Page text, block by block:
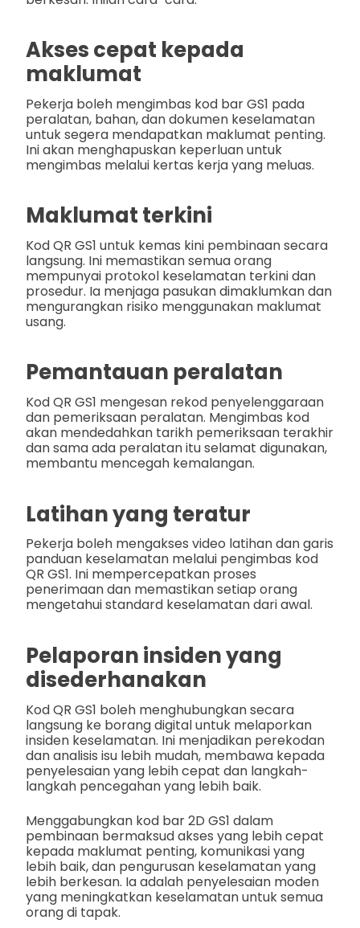
Akses cepat kepada
maklumat
Pekerja boleh mengimbas kod bar GS1 pada
peralatan, bahan, dan dokumen keselamatan
untuk segera mendapatkan maklumat penting.
Ini akan menghapuskan keperluan untuk
mengimbas melalui kertas kerja yang meluas.
Maklumat terkini
Kod QR GS1 untuk kemas kini pembinaan secara
langsung. Ini memastikan semua orang
mempunyai protokol keselamatan terkini dan
prosedur. Ia menjaga pasukan dimaklumkan dan
mengurangkan risiko menggunakan maklumat
usang.
Pemantauan peralatan
Kod QR GS1 mengesan rekod penyelenggaraan
dan pemeriksaan peralatan. Mengimbas kod
akan mendedahkan tarikh pemeriksaan terakhir
dan sama ada peralatan itu selamat digunakan,
membantu mencegah kemalangan.
Latihan yang teratur
Pekerja boleh mengakses video latihan dan garis
panduan keselamatan melalui pengimbas kod
QR GS1. Ini mempercepatkan proses
penerimaan dan memastikan setiap orang
mengetahui standard keselamatan dari awal.
Pelaporan insiden yang
disederhanakan
Kod QR GS1 boleh menghubungkan secara
langsung ke borang digital untuk melaporkan
insiden keselamatan. Ini menjadikan perekodan
dan analisis isu lebih mudah, membawa kepada
penyelesaian yang lebih cepat dan langkah-
langkah pencegahan yang lebih baik.
Menggabungkan kod bar 2D GS1 dalam
pembinaan bermaksud akses yang lebih cepat
kepada maklumat penting, komunikasi yang
lebih baik, dan pengurusan keselamatan yang
lebih berkesan. Ia adalah penyelesaian moden
yang meningkatkan keselamatan untuk semua
orang di tapak.